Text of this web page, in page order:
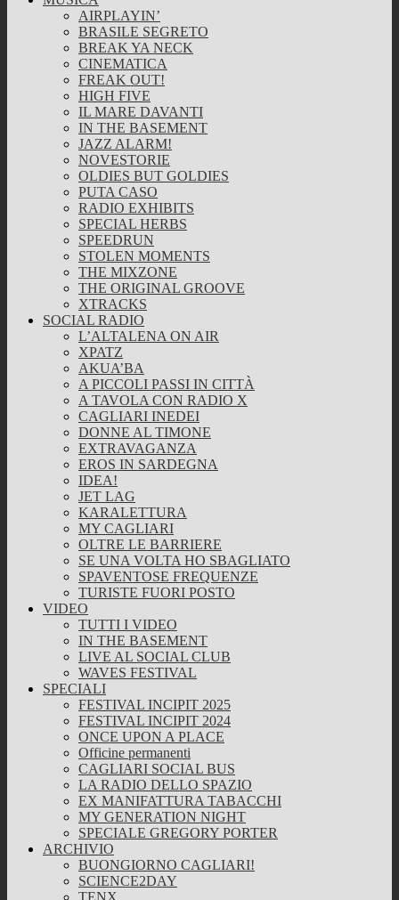
AIRPLAYIN’
BRASILE SEGRETO
BREAK YA NECK
CINEMATICA
FREAK OUT!
HIGH FIVE
IL MARE DAVANTI
IN THE BASEMENT
JAZZ ALARM!
NOVESTORIE
OLDIES BUT GOLDIES
PUTA CASO
RADIO EXHIBITS
SPECIAL HERBS
SPEEDRUN
STOLEN MOMENTS
THE MIXZONE
THE ORIGINAL GROOVE
XTRACKS
SOCIAL RADIO
L’ALTALENA ON AIR
XPATZ
AKUA’BA
A PICCOLI PASSI IN CITTÀ
A TAVOLA CON RADIO X
CAGLIARI INEDEI
DONNE AL TIMONE
EXTRAVAGANZA
EROS IN SARDEGNA
IDEA!
JET LAG
KARALETTURA
MY CAGLIARI
OLTRE LE BARRIERE
SE UNA VOLTA HO SBAGLIATO
SPAVENTOSE FREQUENZE
TURISTE FUORI POSTO
VIDEO
TUTTI I VIDEO
IN THE BASEMENT
LIVE AL SOCIAL CLUB
WAVES FESTIVAL
SPECIALI
FESTIVAL INCIPIT 2025
FESTIVAL INCIPIT 2024
ONCE UPON A PLACE
Officine permanenti
CAGLIARI SOCIAL BUS
LA RADIO DELLO SPAZIO
EX MANIFATTURA TABACCHI
MY GENERATION NIGHT
SPECIALE GREGORY PORTER
ARCHIVIO
BUONGIORNO CAGLIARI!
SCIENCE2DAY
TENX